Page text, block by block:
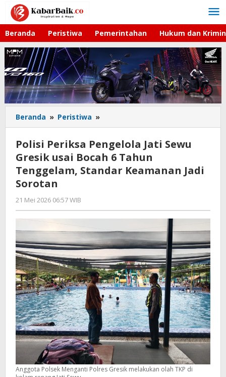
Lewati
konten
Beranda Peristiwa Pemerintahan Hukum dan
Beranda » Peristiwa »
Periksa
Pengelola
Jati
Sewu
Gresik
Tahun
Standar
Keamanan
Jadi
Sorotan
Polisi Periksa Pengelola Jati Sewu
Gresik usai Bocah 6 Tahun
Tenggelam, Standar Keamanan Jadi
Sorotan
21 Mei 2026 06:57 WIB
Andika
DP
Anggota Polsek Menganti Polres Gresik melakukan olah TKP di